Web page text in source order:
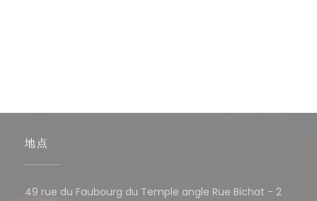
地点
49 rue du Faubourg du Temple angle Rue Bichat - 2